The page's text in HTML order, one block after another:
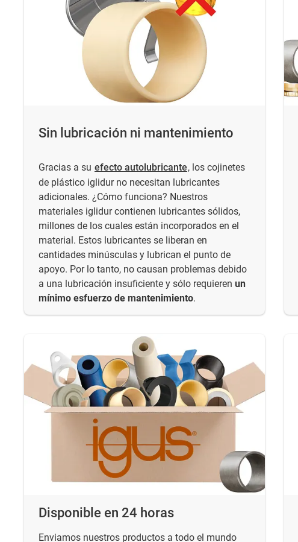
Sin lubricación ni mantenimiento
Gracias a su efecto autolubricante, los cojinetes
de plástico iglidur no necesitan lubricantes
adicionales. ¿Cómo funciona? Nuestros
materiales iglidur contienen lubricantes sólidos,
millones de los cuales están incorporados en el
material. Estos lubricantes se liberan en
cantidades minúsculas y lubrican el punto de
apoyo. Por lo tanto, no causan problemas debido
a una lubricación insuficiente y sólo requieren un
mínimo esfuerzo de mantenimiento.
Disponible en 24 horas
Enviamos nuestros productos a todo el mundo